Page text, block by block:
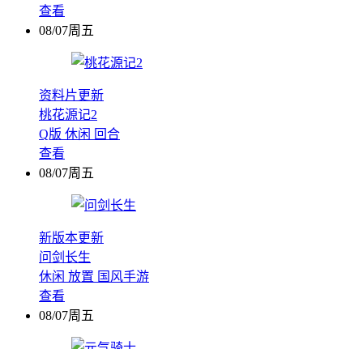
查看
08/07周五
资料片更新
桃花源记2
Q版 休闲 回合
查看
08/07周五
新版本更新
问剑长生
休闲 放置 国风手游
查看
08/07周五